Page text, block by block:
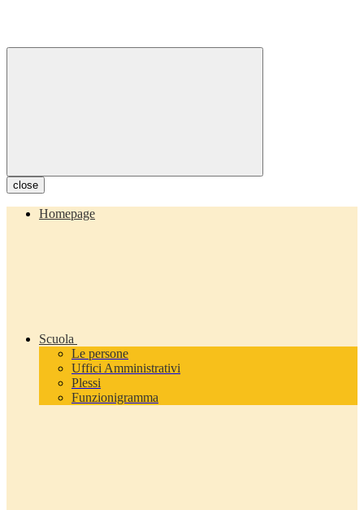
close
Homepage
Scuola
Le persone
Uffici Amministrativi
Plessi
Funzionigramma